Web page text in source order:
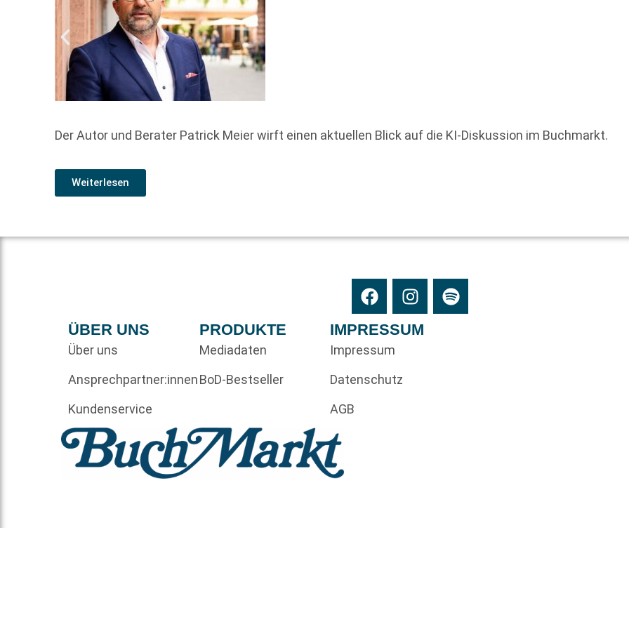
Der Autor und Berater Patrick Meier wirft einen aktuellen Blick auf die KI-Diskussion im Buchmarkt.
Weiterlesen
ÜBER UNS
Über uns
Ansprechpartner:innen
Kundenservice
PRODUKTE
Mediadaten
BoD-Bestseller
IMPRESSUM
Impressum
Datenschutz
AGB